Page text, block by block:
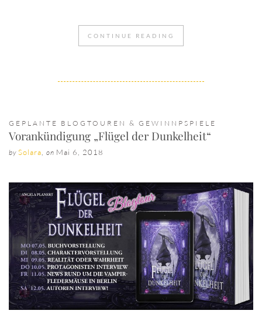
CONTINUE READING
GEPLANTE BLOGTOUREN & GEWINNPSPIELE
Vorankündigung „Flügel der Dunkelheit“
by Solara, on Mai 6, 2018